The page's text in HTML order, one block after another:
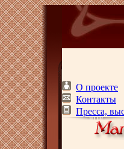
О проекте
Контакты
Пресса,